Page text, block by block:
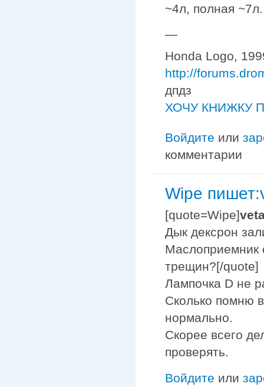
~4л, полная ~7л.
—
Honda Logo,
http://
дпдз
ХОЧУ КНИЖКУ
Войдите или
комментарии
Wipe
[quote=Wipe]
Дык дексрон
Маслоприемник
трещин?[/quote]
Лампочка D не
Сколько помню
нормально.
Скорее всего
проверять.
Войдите или